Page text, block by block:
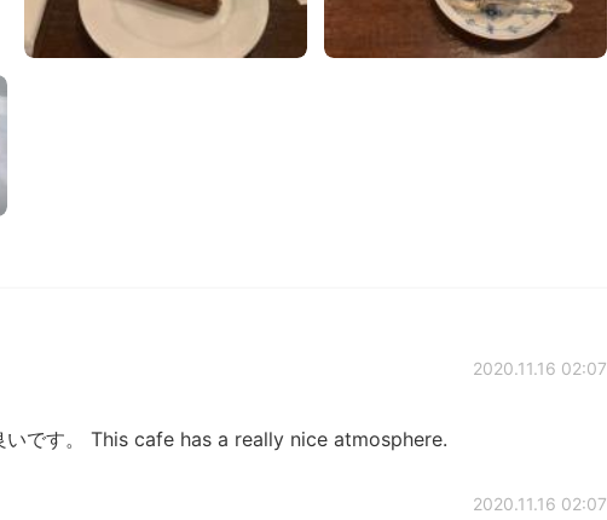
2020.11.16 02:07
いです。 This cafe has a really nice atmosphere.
2020.11.16 02:07